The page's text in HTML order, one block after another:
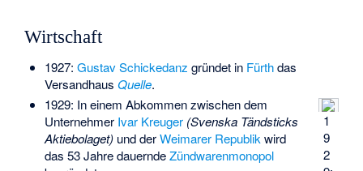
Wirtschaft
1927: Gustav Schickedanz gründet in Fürthdas
Versandhaus Quelle.
1
9
2
1929: In einem Abkommen zwischen dem
Unternehmer Ivar Kreuger (Svenska Tändsticks
Aktiebolaget)und derWeimarer Republikwird
das 53 Jahre dauerndeZündwarenmonopol